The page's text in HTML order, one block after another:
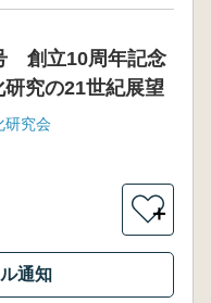
創立10周年記念
究の21世紀展望
研究会
＋
通知